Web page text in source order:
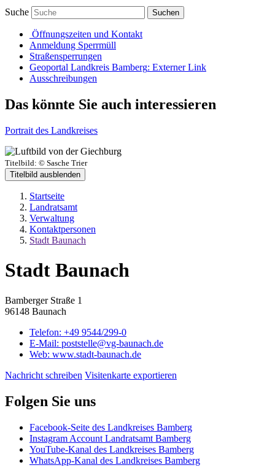
Suche Suchen
Öffnungszeiten und Kontakt
Anmeldung Sperrmüll
Straßensperrungen
Geoportal Landkreis Bamberg: Externer Link
Ausschreibungen
Das könnte Sie auch interessieren
Portrait des Landkreises
Titelbild: © Sasche Trier
Titelbild ausblenden
Startseite
Landratsamt
Verwaltung
Kontaktpersonen
Stadt Baunach
Stadt Baunach
Bamberger Straße 1
96148 Baunach
Telefon: +49 9544/299-0
E-Mail: poststelle@vg-baunach.de
Web: www.stadt-baunach.de
Nachricht schreiben Visitenkarte exportieren
Folgen Sie uns
Facebook-Seite des Landkreises Bamberg
Instagram Account Landratsamt Bamberg
YouTube-Kanal des Landkreises Bamberg
WhatsApp-Kanal des Landkreises Bamberg